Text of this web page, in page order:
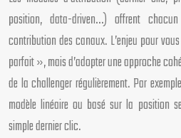
position, data-driven…) offrent
contribution des canaux. L’enjeu pour
parfait », mais d’adopter une approche
de la challenger régulièrement. Par
modèle linéaire ou basé sur la position
simple dernier clic.